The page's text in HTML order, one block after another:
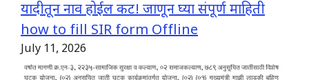
यादीतून नाव होईल कट! जाणून घ्या संपूर्ण माहिती
how to fill SIR form Offline
July 11, 2026